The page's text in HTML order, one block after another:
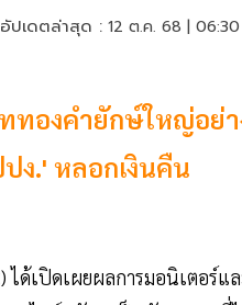
อัปเดตล่าสุด : 12 ต.ค. 68 |
ทองคำยักษ์ใหญ่อย่
ง.' หลอกเงินคืน
ด้เปิดเผยผลการมอนิเตอร์แ